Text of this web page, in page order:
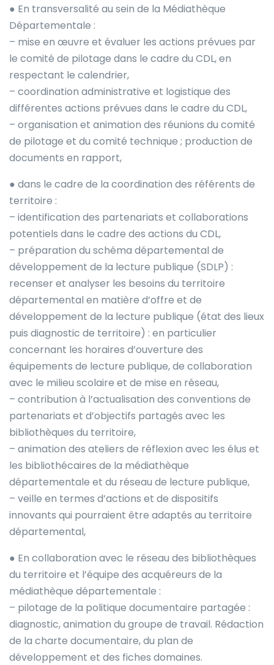
● En transversalité au sein de la Médiathèque
Départementale :
– mise en œuvre et évaluer les actions prévues par
le comité de pilotage dans le cadre du CDL, en
respectant le calendrier,
– coordination administrative et logistique des
différentes actions prévues dans le cadre du CDL,
– organisation et animation des réunions du comité
de pilotage et du comité technique ; production de
documents en rapport,
● dans le cadre de la coordination des référents de
territoire :
– identification des partenariats et collaborations
potentiels dans le cadre des actions du CDL,
– préparation du schéma départemental de
développement de la lecture publique (SDLP) :
recenser et analyser les besoins du territoire
départemental en matière d’offre et de
développement de la lecture publique (état des lieux
puis diagnostic de territoire) : en particulier
concernant les horaires d’ouverture des
équipements de lecture publique, de collaboration
avec le milieu scolaire et de mise en réseau,
– contribution à l’actualisation des conventions de
partenariats et d’objectifs partagés avec les
bibliothèques du territoire,
– animation des ateliers de réflexion avec les élus et
les bibliothécaires de la médiathèque
départementale et du réseau de lecture publique,
– veille en termes d’actions et de dispositifs
innovants qui pourraient être adaptés au territoire
départemental,
● En collaboration avec le réseau des bibliothèques
du territoire et l’équipe des acquéreurs de la
médiathèque départementale :
– pilotage de la politique documentaire partagée :
diagnostic, animation du groupe de travail. Rédaction
de la charte documentaire, du plan de
développement et des fiches domaines.